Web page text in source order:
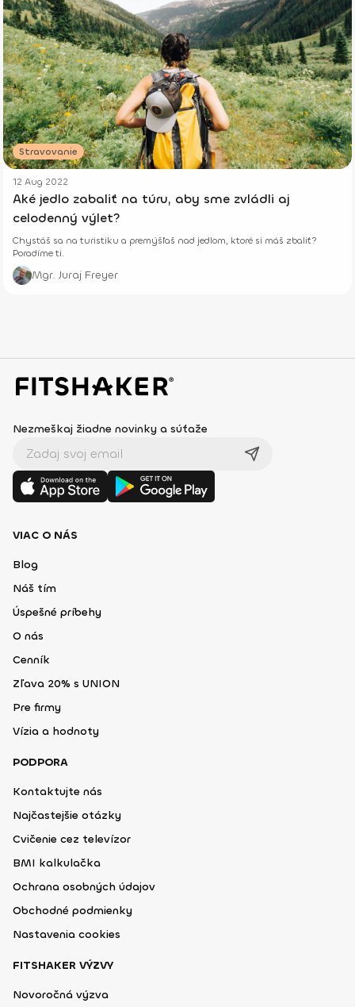
Stravovanie
12 Aug 2022
Aké jedlo zabaliť na túru, aby sme zvládli aj
celodenný výlet?
Chystáš sa na turistiku a premýšľaš nad jedlom, ktoré si máš zbaliť?
Poradíme ti.
Mgr. Juraj Freyer
Nezmeškaj žiadne novinky a súťaže
VIAC O NÁS
Blog
Náš tím
Úspešné príbehy
O nás
Cenník
Zľava 20% s UNION
Pre firmy
Vízia a hodnoty
PODPORA
Kontaktujte nás
Najčastejšie otázky
Cvičenie cez televízor
BMI kalkulačka
Ochrana osobných údajov
Obchodné podmienky
Nastavenia cookies
FITSHAKER VÝZVY
Novoročná výzva